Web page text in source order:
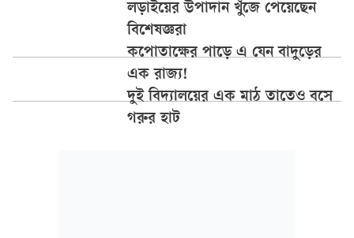
লড়াইয়ের উপাদান খুঁজে পেয়েছেন
বিশেষজ্ঞরা
কপোতাক্ষের পাড়ে এ যেন বাদুড়ের
এক রাজ্য!
দুই বিদ্যালয়ের এক মাঠ তাতেও বসে
গরুর হাট